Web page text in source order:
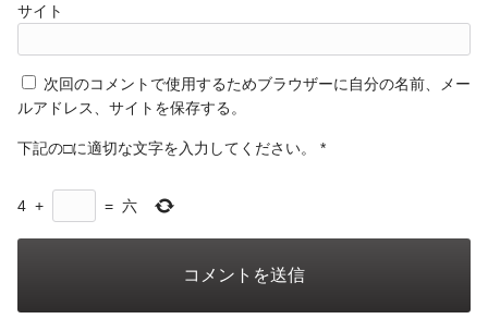
サイト
次回のコメントで使用するためブラウザーに自分の名前、メー
ルアドレス、サイトを保存する。
下記の□に適切な文字を入力してください。 *
4 + = 六